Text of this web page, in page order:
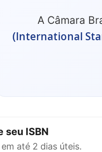
A Câmara
(International
seu ISBN
até 2 dias úteis.